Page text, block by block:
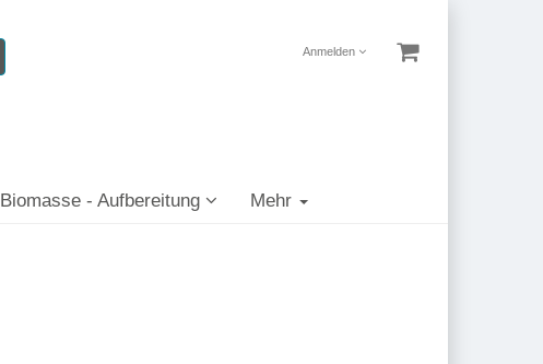
Anmelden
Biomasse - Aufbereitung Mehr